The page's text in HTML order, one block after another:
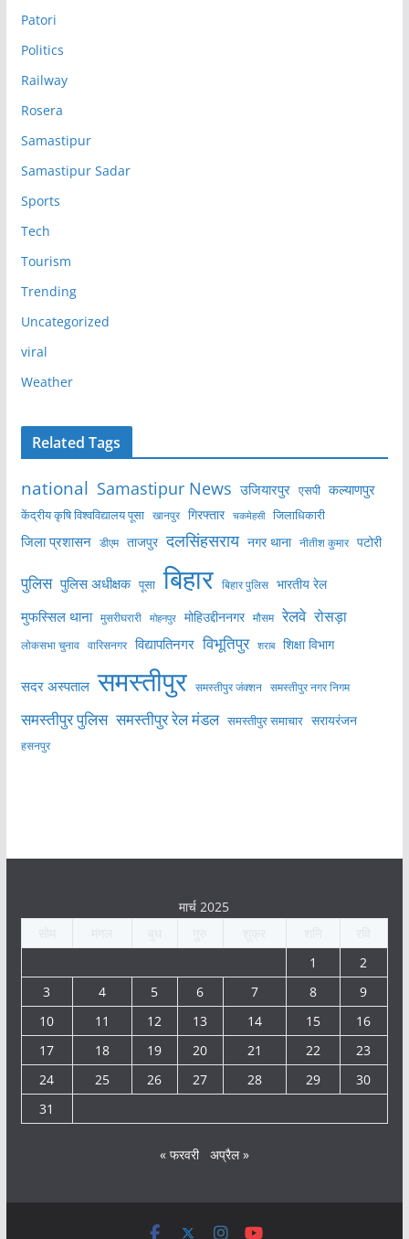
Patori
Politics
Railway
Rosera
Samastipur
Samastipur Sadar
Sports
Tech
Tourism
Trending
Uncategorized
viral
Weather
Related Tags
national Samastipur News उजियारपुर एसपी कल्याणपुर
केंद्रीय कृषि विश्वविद्यालय पूसा खानपुर गिरफ्तार चकमेहसी जिलाधिकारी
जिला प्रशासन डीएम ताजपुर दलसिंहसराय नगर थाना नीतीश कुमार पटोरी
पुलिस पुलिस अधीक्षक पूसा बिहार बिहार पुलिस भारतीय रेल
मुफस्सिल थाना मुसरीघरारी मोहनपुर मोहिउद्दीननगर मौसम रेलवे रोसड़ा
लोकसभा चुनाव वारिसनगर विद्यापतिनगर विभूतिपुर शराब शिक्षा विभाग
सदर अस्पताल समस्तीपुर समस्तीपुर जंक्शन समस्तीपुर नगर निगम
समस्तीपुर पुलिस समस्तीपुर रेल मंडल समस्तीपुर समाचार सरायरंजन
हसनपुर
मार्च 2025
1
2
3
4 5 6 7 8
9
10
11 12 13 14 15
16
17
18 19 20 21 22
23
24
25 26 27 28 29
30
31
« फरवरी अप्रैल »